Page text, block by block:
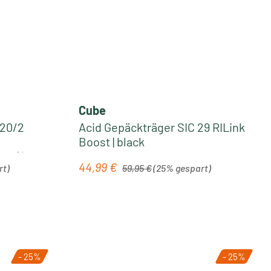
2
|
Cube
Acid Gepäckträger SIC 29 RILink
Boost | black
Verkaufspreis:
44,99 € 59,95 €(25% gespart)
- 25% - 25%